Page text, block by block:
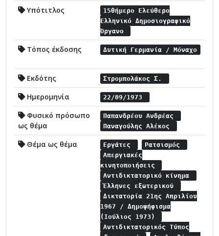
Υπότιτλος
15θήμερο Ελεύθερο
Ελληνικό Δημοσιογραφικό
Όργανο
Τόπος έκδοσης Δυτική Γερμανία / Μόναχο
Εκδότης Στρομπολάκος Σ.
Ημερομηνία 22/09/1973
Φυσικό πρόσωπο
ως θέμα
Παπανδρέου Ανδρέας
Παναγούλης Αλέκος
Θέμα ως θέμα Εργάτες
Ρατσισμός
Απεργιακές
κινητοποιήσεις
Αντιδικτατορικό κίνημα
Έλληνες εξωτερικού
Δικτατορία 21ης Απριλίου
1967 / Δημοψήφισμα
(Ιούλιος 1973)
Αντιδικτατορικός Τύπος